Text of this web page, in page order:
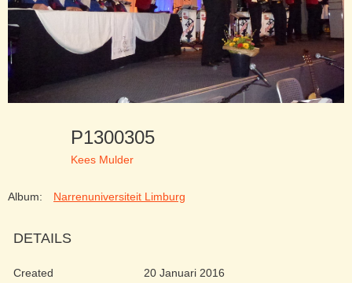
P1300305
Kees Mulder
Album: Narrenuniversiteit Limburg
DETAILS
Created
20 Januari 2016